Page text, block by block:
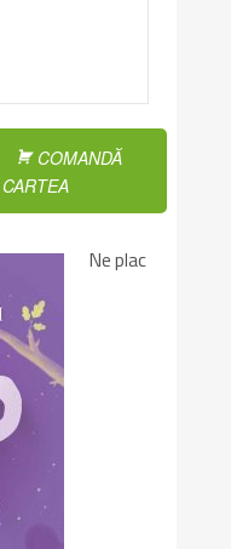
COMANDĂ
CARTEA
Ne plac